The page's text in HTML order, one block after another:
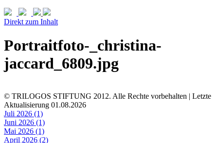
Direkt zum Inhalt
Portraitfoto-_christina-
jaccard_6809.jpg
© TRILOGOS STIFTUNG 2012. Alle Rechte vorbehalten | Letzte
Aktualisierung 01.08.2026
Juli 2026 (1)
Juni 2026 (1)
Mai 2026 (1)
April 2026 (2)